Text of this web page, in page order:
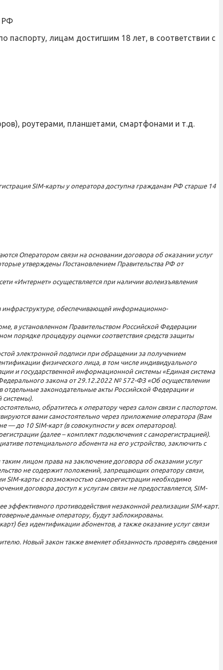
РФ
паспорту, лицам достигшим 18 лет, в соответствии с
роутерами, планшетами, смартфонами и т.д.
SIM-карты у оператора доступна гражданам РФ старше 14
Оператором связи на основании договора об оказании услуг
утверждены Постановлением Правительства РФ от
«Интернет» осуществляется при наличии волеизъявления
инфраструктуре, обеспечивающей информационно-
в установленном Правительством Российской Федерации
порядке процедуру оценки соответствия средств защиты
электронной подписи при обращении за получением
физического лица, в том числе индивидуального
и государственной информационной системы «Единая система
закона от 29.12.2022 № 572-ФЗ «Об осуществлении
законодательные акты Российской Федерации и
системы).
обратитесь к оператору через салон связи с паспортом.
вами самостоятельно через приложение оператора (Вам
до 10 SIM-карт (в совокупности у всех операторов).
(далее – комплект подключения с саморегистрацией).
потенциального абонента на его устройство, заключить с
лицом права на заключение договора об оказании услуг
не содержит положений, запрещающих оператору связи,
SIM-карты с возможностью саморегистрации необходимо
договора доступ к услугам связи не предоставляется, SIM-
эффективного противодействия незаконной реализации SIM-карт.
данные оператору, будут заблокированы.
без идентификации абонентов, а также оказание услуг связи
Новый закон также вменяет обязанность проверять сведения